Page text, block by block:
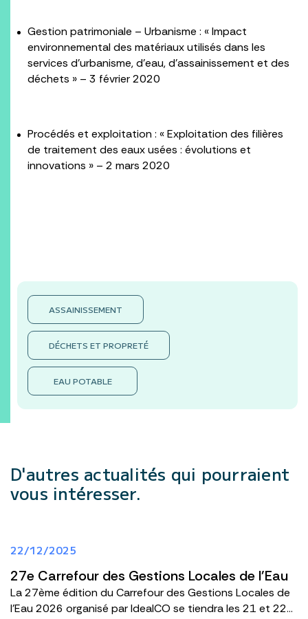
Gestion patrimoniale – Urbanisme : « Impact
environnemental des matériaux utilisés dans les
services d’urbanisme, d’eau, d’assainissement et des
déchets » – 3 février 2020
Procédés et exploitation : « Exploitation des filières
de traitement des eaux usées : évolutions et
innovations » – 2 mars 2020
ASSAINISSEMENT
DÉCHETS ET PROPRETÉ
EAU POTABLE
D'autres actualités qui pourraient
vous intéresser.
22/12/2025
27e Carrefour des Gestions Locales de l'Eau
La 27ème édition du Carrefour des Gestions Locales de
l'Eau 2026 organisé par IdealCO se tiendra les 21 et 22...